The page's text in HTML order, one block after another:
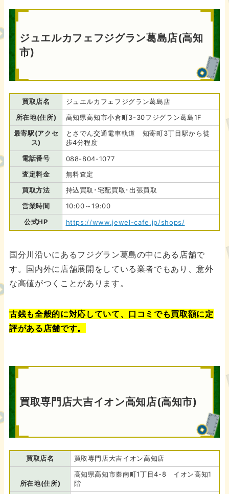
ジュエルカフェフジグラン葛島店(高知
市)
買取店名
ジュエルカフェフジグラン葛島店
所在地(住所)
高知県高知市小倉町3-30フジグラン葛島1F
最寄駅(アクセ
ス)
とさでん交通電車軌道 知寄町3丁目駅から徒
歩4分程度
電話番号
088-804-1077
査定料金
無料査定
買取方法
持込買取･宅配買取･出張買取
営業時間
10:00～19:00
公式HP
https://www.jewel-cafe.jp/shops/
国分川沿いにあるフジグラン葛島の中にある店舗で
す。国内外に店舗展開をしている業者でもあり、意外
な高値がつくことがあります。
古銭も全般的に対応していて、口コミでも買取額に定
評がある店舗です。
買取専門店大吉イオン高知店(高知市)
買取店名 買取専門店大吉イオン高知店
所在地(住所)
高知県高知市秦南町1丁目4-8 イオン高知1
階